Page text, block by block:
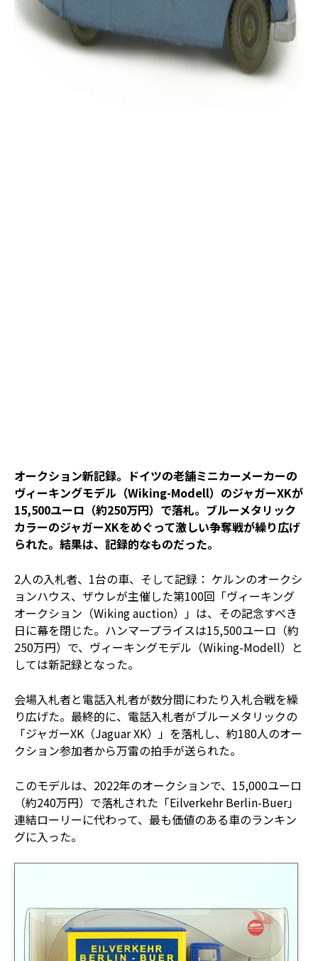
オークション新記録。ドイツの老舗ミニカーメーカーの
ヴィーキングモデル（Wiking-Modell）のジャガーXKが
15,500ユーロ（約250万円）で落札。ブルーメタリック
カラーのジャガーXKをめぐって激しい争奪戦が繰り広げ
られた。結果は、記録的なものだった。
2人の入札者、1台の車、そして記録： ケルンのオークシ
ョンハウス、ザウレが主催した第100回「ヴィーキング
オークション（Wiking auction）」は、その記念すべき
日に幕を閉じた。ハンマープライスは15,500ユーロ（約
250万円）で、ヴィーキングモデル（Wiking-Modell）と
しては新記録となった。
会場入札者と電話入札者が数分間にわたり入札合戦を繰
り広げた。最終的に、電話入札者がブルーメタリックの
「ジャガーXK（Jaguar XK）」を落札し、約180人のオー
クション参加者から万雷の拍手が送られた。
このモデルは、2022年のオークションで、15,000ユーロ
（約240万円）で落札された「Eilverkehr Berlin-Buer」
連結ローリーに代わって、最も価値のある車のランキン
グに入った。